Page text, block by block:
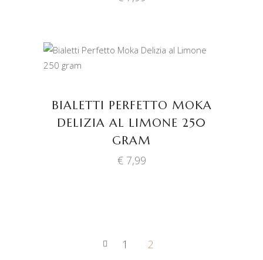
BIALETTI PERFETTO MOKA
DELIZIA AL LIMONE 250
GRAM
€7,99
1 2